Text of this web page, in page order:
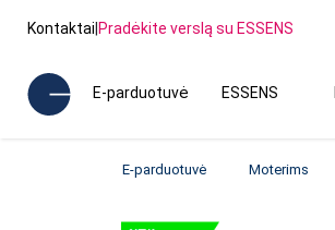
Kontaktai|Pradėkite verslą su ESSENS
E-parduotuvė ESSENS
E-parduotuvė Moterims